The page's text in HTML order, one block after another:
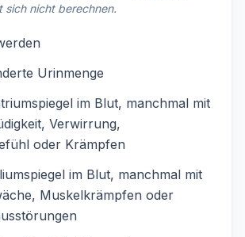
sich nicht berechnen.
Urinmenge
im Blut, manchmal mit
Verwirrung,
oder Krämpfen
im Blut, manchmal mit
Muskelkrämpfen oder